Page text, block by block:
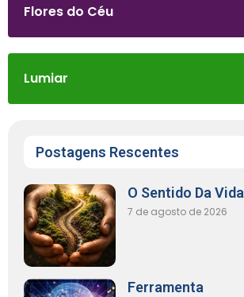
Flores do Céu
Lumiar
Postagens Rescentes
O Sentido Da Vida
7 de agosto de 2026
Ferramenta